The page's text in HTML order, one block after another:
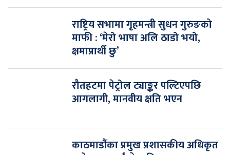
राष्ट्रिय सभामा गृहमन्त्री सुधन गुरुङको
माफी : ‘मेरो भाषा अलि ठाडो भयो,
क्षमाप्रार्थी छु’
रौतहटमा पेट्रोल ट्याङ्कर पल्टिएपछि
आगलागी, मानवीय क्षति भएन
काठमाडौंका प्रमुख प्रशासकीय अधिकृत